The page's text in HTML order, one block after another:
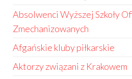
Absolwenci Wyższej Szkoły
Zmechanizowanych
Afgańskie kluby piłkarskie
Aktorzy związani z Krakowem